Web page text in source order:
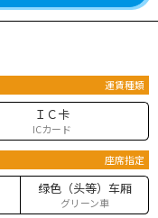
運賃種類
ＩＣ卡
ICカード
座席指定
绿色（头等）车厢
グリーン車